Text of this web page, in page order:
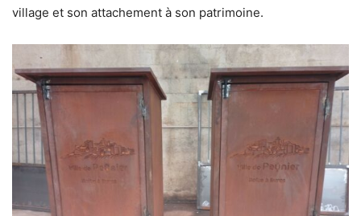
village et son attachement à son patrimoine.